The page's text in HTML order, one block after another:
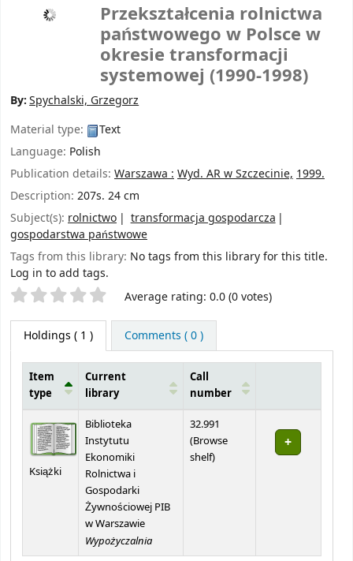
Przekształcenia rolnictwa
państwowego w Polsce w
okresie transformacji
systemowej (1990-1998)
By:Spychalski, Grzegorz
Material type:
Text
Language: Polish
Publication details: Warszawa :Wyd. AR w Szczecinie,1999.
Description: 207s. 24 cm
Subject(s): rolnictwo
transformacja gospodarcza
gospodarstwa państwowe
Tags from this library: No tags from this library for this title.
Log in to add tags.
Star ratings Average rating: 0.0 (0 votes)
Holdings ( 1 ) Comments ( 0 )
Item
type
Current
library
Call
number
Książki
Biblioteka
Instytutu
Ekonomiki
Rolnictwa i
Gospodarki
Żywnościowej PIB
w Warszawie
Wypożyczalnia
32.991
(Browse
shelf(Opens below)
)